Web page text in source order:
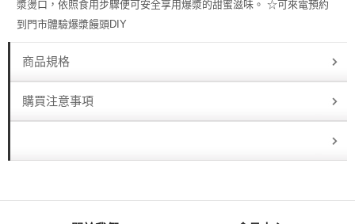
漿燙口，依照食用步驟便可安全享用爆漿的甜蜜滋味。 ☆可來電預約
到門市體驗爆漿饅頭DIY
商品規格
購買注意事項